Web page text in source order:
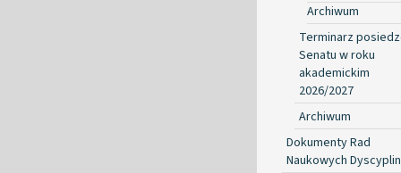
Archiwum
Terminarz
Senatu w roku
akademickim
2026/2027
Archiwum
Dokumenty Rad
Naukowych Dyscyplin